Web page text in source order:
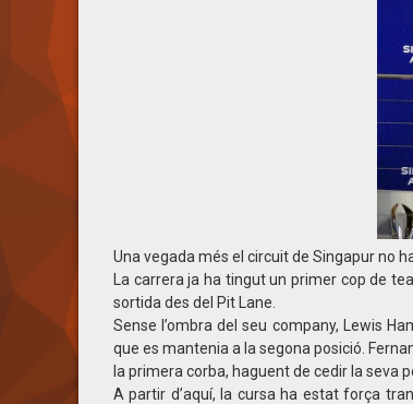
Una vegada més el circuit de Singapur no
La carrera ja ha tingut un primer cop de
sortida des del Pit Lane.
Sense l’ombra del seu company, Lewis
que es mantenia a la segona posició.
la primera corba, haguent de cedir la seva
A partir d’aquí, la cursa ha estat força